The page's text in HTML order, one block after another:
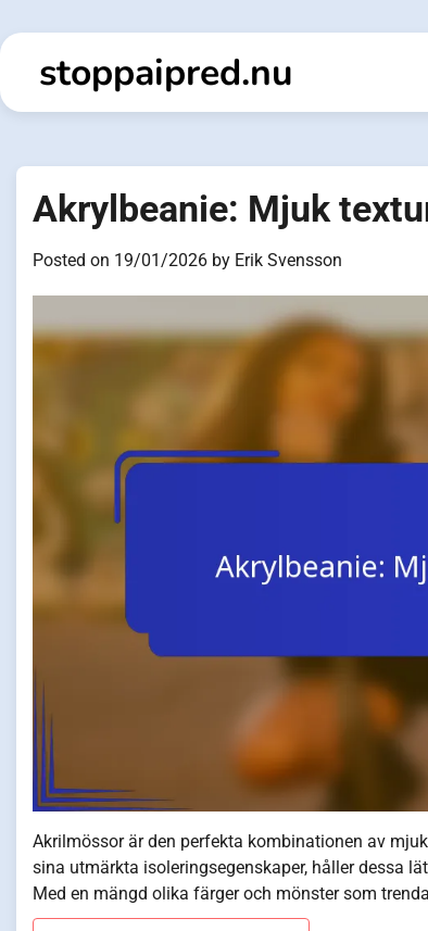
to
contentstoppaipred.nu
Akrylbeanie: Mjuk
Posted on 19/01/2026 by Erik Svensson
Akrilmössor är den perfekta kombinationen av
sina utmärkta isoleringsegenskaper, håller dessa
Med en mängd olika färger och mönster som